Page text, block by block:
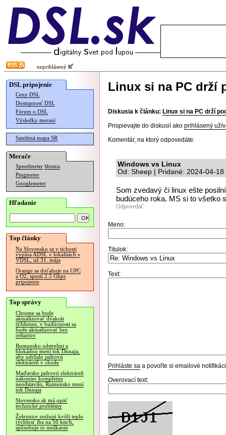
neprihlásený
DSL pripojenie
Ceny DSL
Dostupnosť DSL
Fórum o DSL
Výsledky meraní
Satelitná mapa SR
Merače
Speedmeter Merania
Pingmeter
Googlemeter
Hľadanie
Top články
Na Slovensku sa v tichosti
vypína ADSL v lokalitách s
VDSL, už 31. mája
Orange sa doťahuje na UPC
a O2, spustí 2.5 Gbps
pripojenie
Top správy
Chrome sa bude
aktualizovať dvakrát
týždenne, v budúcnosti sa
bude aktualizovať bez
reštartov
Rumunsko odstrelmi a
blokádou mení tok Dunaja,
aby udržalo jadrovú
elektráreň v chode
Maďarsko jadrovú elektráreň
nakoniec kompletne
neodstavilo, Rumunsko mení
tok Dunaja
Slovensko.sk má opäť
technické problémy
Železnice znižujú kvôli teplu
rýchlosť iba na 50 km/h,
spôsobuje to meškanie
Linux si na PC drží
Diskusia k článku: Linux si na PC drží
Prispievajte do diskusií ako prihlásený
Komentár, na ktorý odpovedáte:
Windows vs Linux
Od: Sheep | Pridané: 2024-04-18
Som zvedavý či linux ešte
budúceho roka. MS si to všetko
Odpovedať
Meno:
Titulok:
Text:
Prihláste sa a povoľte si emailové
Overovací text: